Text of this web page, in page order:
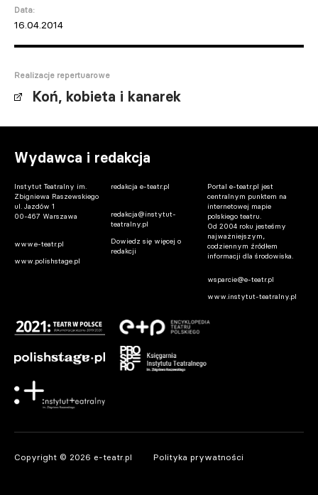
Data:
16.04.2014
Realizacje repertuarowe
Koń, kobieta i kanarek
Wydawca i redakcja
Instytut Teatralny im.
Zbigniewa Raszewskiego
ul. Jazdów 1
00-467 Warszawa
www.e-teatr.pl
www.polishstage.pl
redakcja e-teatr.pl
redakcja@instytut-
teatralny.pl
Dowiedz się więcej o
redakcji
Portal e-teatr.pl jest
centralnym punktem na
internetowej mapie
polskiego teatru.
Od 2004 roku jesteśmy
najważniejszym,
codziennym źródłem
informacji dla środowiska.
wsparcie@e-teatr.pl
www.instytut-teatralny.pl
Copyright © 2026 e-teatr.pl Polityka prywatności